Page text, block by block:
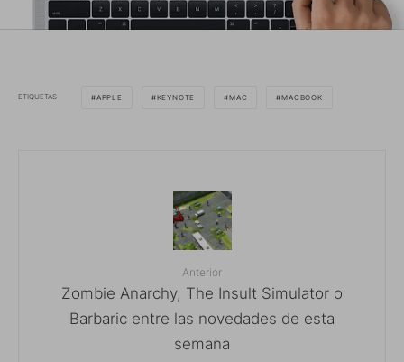
ETIQUETAS APPLE KEYNOTE MAC MACBOOK
Anterior
Zombie Anarchy, The Insult Simulator o
Barbaric entre las novedades de esta
semana